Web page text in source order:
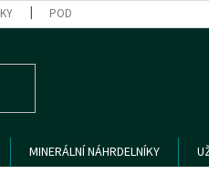
PODMÍNKY OCHRANY
MINERÁLNÍ NÁHRDELNÍKY